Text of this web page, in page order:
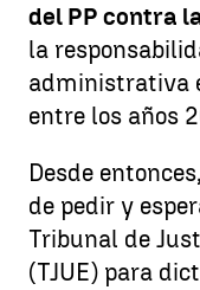
del PP contra
la
administrativa
entre los años
Desde
de pedir y
Tribunal de
(TJUE) para